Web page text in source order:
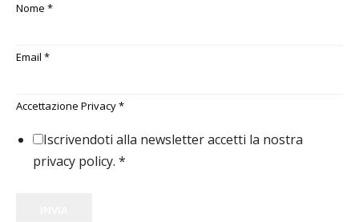
Nome *
Email *
Accettazione Privacy*
Iscrivendoti alla newsletter accetti la nostra
privacy policy. *